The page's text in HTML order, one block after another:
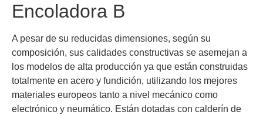
Encoladora B
A pesar de su reducidas dimensiones, según su
composición, sus calidades constructivas se asemejan a
los modelos de alta producción ya que están construidas
totalmente en acero y fundición, utilizando los mejores
materiales europeos tanto a nivel mecánico como
electrónico y neumático. Están dotadas con calderín de